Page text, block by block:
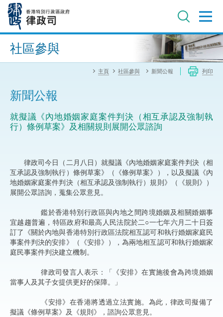
內
進階搜尋
社區參與
主頁 社區參與 新聞公報 列印
新聞公報
就擬議《內地婚姻家庭案件判決（相互承認及強制執
行）條例草案》及相關規則展開公眾諮詢
律政司今日（二月八日）就擬議《內地婚姻家庭案件判決（相
互承認及強制執行）條例草案》（《條例草案》），以及擬議《內
地婚姻家庭案件判決（相互承認及強制執行）規則》（《規則》）
展開公眾諮詢，蒐集公眾意見。
鑑於香港特別行政區與內地之間跨境婚姻及相關婚姻事
宜越趨普遍，特區政府和最高人民法院於二○一七年六月二十日簽
訂了《關於內地與香港特別行政區法院相互認可和執行婚姻家庭民
事案件判決的安排》（《安排》），為兩地相互認可和執行婚姻家
庭民事案件判決建立機制。
律政司發言人表示：「《安排》在實施後會為跨境婚姻
當事人及其子女提供更好的保障。」
《安排》在香港將透過立法實施。為此，律政司擬備了
擬議《條例草案》及《規則》，諮詢公眾意見。